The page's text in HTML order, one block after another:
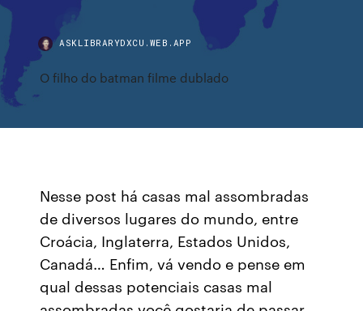
ASKLIBRARYDXCU.WEB.APP
O filho do batman filme dublado
Nesse post há casas mal assombradas
de diversos lugares do mundo, entre
Croácia, Inglaterra, Estados Unidos,
Canadá… Enfim, vá vendo e pense em
qual dessas potenciais casas mal